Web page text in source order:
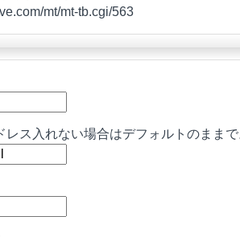
mt/mt-tb.cgi/563
レス入れない場合はデフォルトのまま